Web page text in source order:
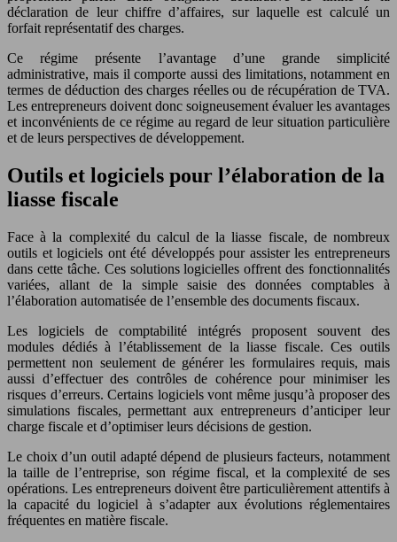
déclaration de leur chiffre d’affaires, sur laquelle est calculé un
forfait représentatif des charges.
Ce régime présente l’avantage d’une grande simplicité
administrative, mais il comporte aussi des limitations, notamment en
termes de déduction des charges réelles ou de récupération de TVA.
Les entrepreneurs doivent donc soigneusement évaluer les avantages
et inconvénients de ce régime au regard de leur situation particulière
et de leurs perspectives de développement.
Outils et logiciels pour l’élaboration de la
liasse fiscale
Face à la complexité du calcul de la liasse fiscale, de nombreux
outils et logiciels ont été développés pour assister les entrepreneurs
dans cette tâche. Ces solutions logicielles offrent des fonctionnalités
variées, allant de la simple saisie des données comptables à
l’élaboration automatisée de l’ensemble des documents fiscaux.
Les logiciels de comptabilité intégrés proposent souvent des
modules dédiés à l’établissement de la liasse fiscale. Ces outils
permettent non seulement de générer les formulaires requis, mais
aussi d’effectuer des contrôles de cohérence pour minimiser les
risques d’erreurs. Certains logiciels vont même jusqu’à proposer des
simulations fiscales, permettant aux entrepreneurs d’anticiper leur
charge fiscale et d’optimiser leurs décisions de gestion.
Le choix d’un outil adapté dépend de plusieurs facteurs, notamment
la taille de l’entreprise, son régime fiscal, et la complexité de ses
opérations. Les entrepreneurs doivent être particulièrement attentifs à
la capacité du logiciel à s’adapter aux évolutions réglementaires
fréquentes en matière fiscale.